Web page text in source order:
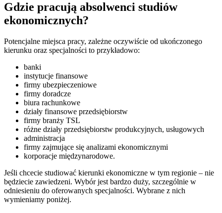
Gdzie pracują absolwenci studiów
ekonomicznych?
Potencjalne miejsca pracy, zależne oczywiście od ukończonego
kierunku oraz specjalności to przykładowo:
banki
instytucje finansowe
firmy ubezpieczeniowe
firmy doradcze
biura rachunkowe
działy finansowe przedsiębiorstw
firmy branży TSL
różne działy przedsiębiorstw produkcyjnych, usługowych
administracja
firmy zajmujące się analizami ekonomicznymi
korporacje międzynarodowe.
Jeśli chcecie studiować kierunki ekonomiczne w tym regionie – nie
będziecie zawiedzeni. Wybór jest bardzo duży, szczególnie w
odniesieniu do oferowanych specjalności. Wybrane z nich
wymieniamy poniżej.